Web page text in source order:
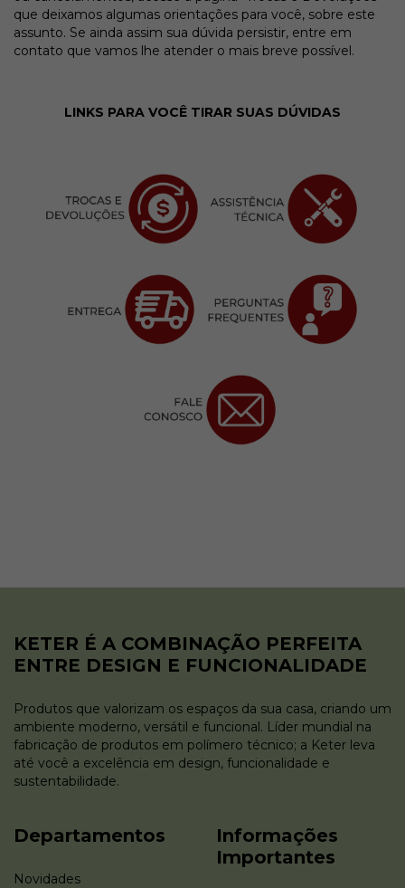
que deixamos algumas orientações para você, sobre este
assunto. Se ainda assim sua dúvida persistir, entre em
contato que vamos lhe atender o mais breve possível.
LINKS PARA VOCÊ TIRAR SUAS DÚVIDAS
KETER É A COMBINAÇÃO PERFEITA
ENTRE DESIGN E FUNCIONALIDADE
Produtos que valorizam os espaços da sua casa, criando um
ambiente moderno, versátil e funcional. Líder mundial na
fabricação de produtos em polímero técnico; a Keter leva
até você a excelência em design, funcionalidade e
sustentabilidade.
Departamentos
Novidades
Informações
Importantes